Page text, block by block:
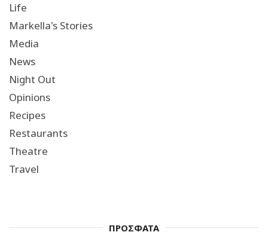
Life
Markella's Stories
Media
News
Night Out
Opinions
Recipes
Restaurants
Theatre
Travel
ΠΡΟΣΦΑΤΑ